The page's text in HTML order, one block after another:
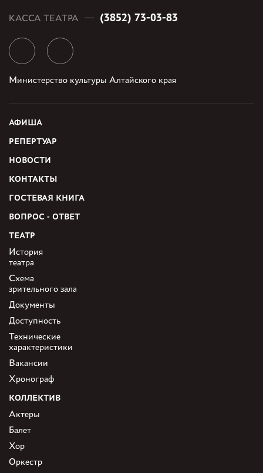
КАССА ТЕАТРА (3852) 73-03-83
Министерство культуры Алтайского края
АФИША
РЕПЕРТУАР
НОВОСТИ
КОНТАКТЫ
ГОСТЕВАЯ КНИГА
ВОПРОС - ОТВЕТ
ТЕАТР
История
театра
Схема
зрительного зала
Документы
Доступность
Технические
характеристики
Вакансии
Хронограф
КОЛЛЕКТИВ
Актеры
Балет
Хор
Оркестр